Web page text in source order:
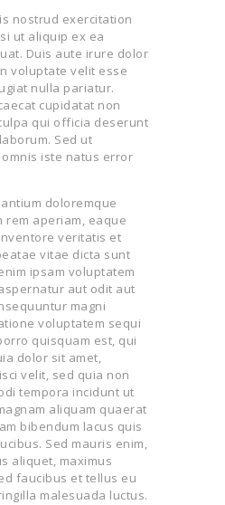
nostrud exercitation
ut aliquip ex ea
Duis aute irure dolor
voluptate velit esse
nulla pariatur.
cupidatat non
qui officia deserunt
Sed ut
iste natus error
doloremque
rem aperiam, eaque
veritatis et
vitae dicta sunt
ipsam voluptatem
aut odit aut
magni
voluptatem sequi
quisquam est, qui
dolor sit amet,
velit, sed quia non
tempora incidunt ut
aliquam quaerat
bibendum lacus quis
Sed mauris enim,
aliquet, maximus
faucibus et tellus eu
malesuada luctus.